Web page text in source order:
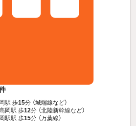
駅 歩15分 （城端線など）
岡駅 歩12分 （北陸新幹線など）
駅駅 歩15分 （万葉線）